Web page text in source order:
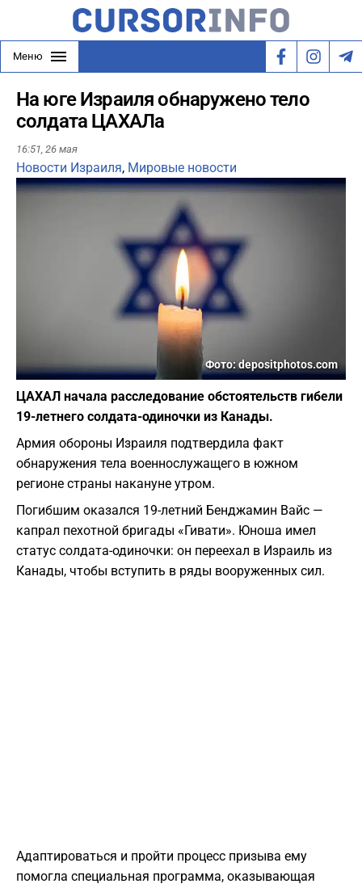
Меню
На юге Израиля обнаружено тело
солдата ЦАХАЛа
16:51, 26 мая
Новости Израиля, Мировые новости
Фото: depositphotos.com
ЦАХАЛ начала расследование обстоятельств гибели
19-летнего солдата-одиночки из Канады.
​Армия обороны Израиля подтвердила факт
обнаружения тела военнослужащего в южном
регионе страны накануне утром.
​Погибшим оказался 19-летний Бенджамин Вайс —
капрал пехотной бригады «Гивати». Юноша имел
статус солдата-одиночки: он переехал в Израиль из
Канады, чтобы вступить в ряды вооруженных сил.
Адаптироваться и пройти процесс призыва ему
помогла специальная программа, оказывающая